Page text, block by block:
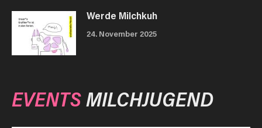
Werde Milchkuh
24. November 2025
EVENTSMILCHJUGEND